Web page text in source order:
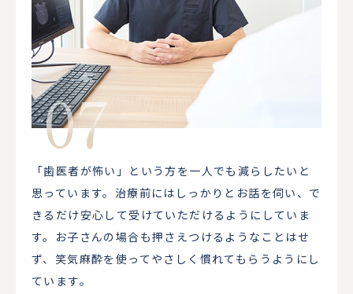
「歯医者が怖い」という方を一人でも減らしたいと
思っています。治療前にはしっかりとお話を伺い、で
きるだけ安心して受けていただけるようにしていま
す。お子さんの場合も押さえつけるようなことはせ
ず、笑気麻酔を使ってやさしく慣れてもらうようにし
ています。